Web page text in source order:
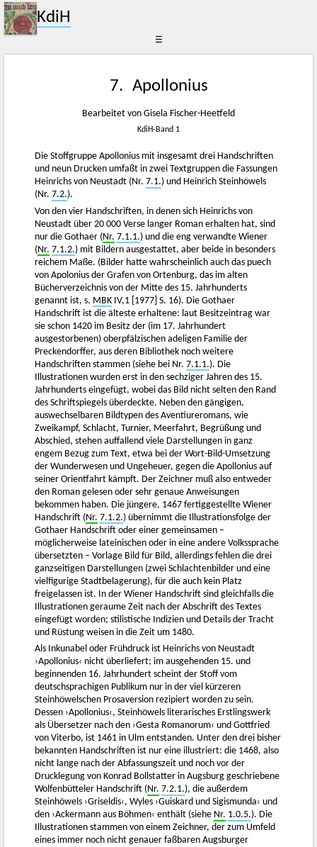
KdiH
☰
7. Apollonius
Bearbeitet von Gisela Fischer-Heetfeld
KdiH-Band 1
Die Stoffgruppe Apollonius mit insgesamt drei Handschriften
und neun Drucken umfaßt in zwei Textgruppen die Fassungen
Heinrichs von Neustadt (Nr.7.1.) und Heinrich Steinhöwels
(Nr.7.2.).
Von den vier Handschriften, in denen sich Heinrichs von
Neustadt über 20 000 Verse langer Roman erhalten hat, sind
nur die Gothaer (Nr. 7.1.1.) und die eng verwandte Wiener
(Nr. 7.1.2.) mit Bildern ausgestattet, aber beide in besonders
reichem Maße. (Bilder hatte wahrscheinlich auch das puech
von Apolonius der Grafen von Ortenburg, das im alten
Bücherverzeichnis von der Mitte des 15. Jahrhunderts
genannt ist, s. MBK IV,1 [1977] S. 16). Die Gothaer
Handschrift ist die älteste erhaltene: laut Besitzeintrag war
sie schon 1420 im Besitz der (im 17. Jahrhundert
ausgestorbenen) oberpfälzischen adeligen Familie der
Preckendorffer, aus deren Bibliothek noch weitere
Handschriften stammen (siehe bei Nr.7.1.1.). Die
Illustrationen wurden erst in den sechziger Jahren des 15.
Jahrhunderts eingefügt, wobei das Bild nicht selten den Rand
des Schriftspiegels überdeckte. Neben den gängigen,
auswechselbaren Bildtypen des Aventiureromans, wie
Zweikampf, Schlacht, Turnier, Meerfahrt, Begrüßung und
Abschied, stehen auffallend viele Darstellungen in ganz
engem Bezug zum Text, etwa bei der Wort-Bild-Umsetzung
der Wunderwesen und Ungeheuer, gegen die Apollonius auf
seiner Orientfahrt kämpft. Der Zeichner muß also entweder
den Roman gelesen oder sehr genaue Anweisungen
bekommen haben. Die jüngere, 1467 fertiggestellte Wiener
Handschrift (Nr. 7.1.2.) übernimmt die Illustrationsfolge der
Gothaer Handschrift oder einer gemeinsamen –
möglicherweise lateinischen oder in eine andere Volkssprache
übersetzten – Vorlage Bild für Bild, allerdings fehlen die drei
ganzseitigen Darstellungen (zwei Schlachtenbilder und eine
vielfigurige Stadtbelagerung), für die auch kein Platz
freigelassen ist. In der Wiener Handschrift sind gleichfalls die
Illustrationen geraume Zeit nach der Abschrift des Textes
eingefügt worden; stilistische Indizien und Details der Tracht
und Rüstung weisen in die Zeit um 1480.
Als Inkunabel oder Frühdruck ist Heinrichs von Neustadt
›Apollonius‹ nicht überliefert; im ausgehenden 15. und
beginnenden 16. Jahrhundert scheint der Stoff vom
deutschsprachigen Publikum nur in der viel kürzeren
Steinhöwelschen Prosaversion rezipiert worden zu sein.
Dessen ›Apollonius‹, Steinhöwels literarisches Erstlingswerk
als Übersetzer nach den ›Gesta Romanorum‹ und Gottfried
von Viterbo, ist 1461 in Ulm entstanden. Unter den drei bisher
bekannten Handschriften ist nur eine illustriert: die 1468, also
nicht lange nach der Abfassungszeit und noch vor der
Drucklegung von Konrad Bollstatter in Augsburg geschriebene
Wolfenbütteler Handschrift (Nr. 7.2.1.), die außerdem
Steinhöwels ›Griseldis‹, Wyles ›Guiskard und Sigismunda‹ und
den ›Ackermann aus Böhmen‹ enthält (siehe Nr. 1.0.5.). Die
Illustrationen stammen von einem Zeichner, der zum Umfeld
eines immer noch nicht genauer faßbaren Augsburger